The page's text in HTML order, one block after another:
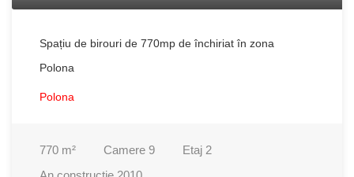
Spațiu de birouri de 770mp de închiriat în zona
Polona
Polona
770 m² Camere 9 Etaj 2